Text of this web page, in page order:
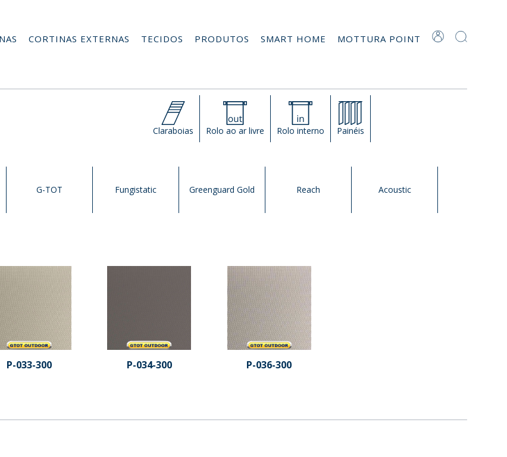
CORTINAS EXTERNAS TECIDOS PRODUTOS SMART HOME MOTTURA POINT
Claraboias Rolo ao ar livre Rolo interno Painéis
G-TOT Fungistatic Greenguard Gold Reach Acoustic
P-033-300 P-034-300 P-036-300